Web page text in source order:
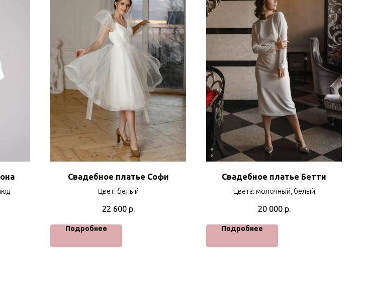
Свадебное платье Софи
Цвет: белый
22 600 р.
Подробнее
Свадебное платье Бетти
Цвета: молочный, белый
20 000 р.
Подробнее